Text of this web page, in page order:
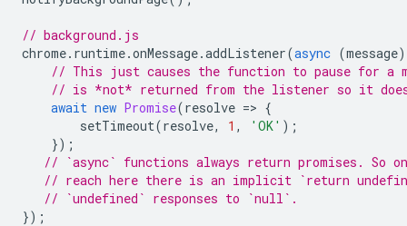
// background.js
chrome. runtime.onMessage.addListener(async (message)
// This just causes the function to pause for a
// is *not* returned from the listener so it
await new Promise(resolve => {
setTimeout(resolve, 1 , 'OK' );
});
// `async` functions always return promises. So
// reach here there is an implicit `return
// `undefined` responses to `null`.
});